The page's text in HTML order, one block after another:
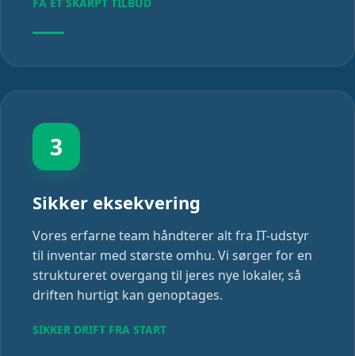
3
Sikker eksekvering
Vores erfarne team håndterer alt fra IT-udstyr
til inventar med største omhu. Vi sørger for en
struktureret overgang til jeres nye lokaler, så
driften hurtigt kan genoptages.
SIKKER DRIFT FRA START